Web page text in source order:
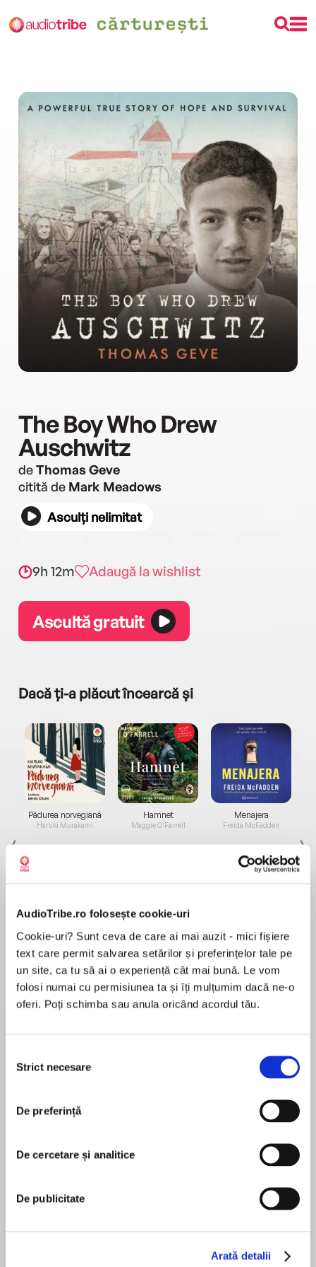
AudioTribe.ro folosește cookie-uri
Cookie-uri? Sunt ceva de care ai mai auzit - mici fișiere
text care permit salvarea setărilor și preferințelor tale pe
un site, ca tu să ai o experiență cât mai bună. Le vom
folosi numai cu permisiunea ta și îți mulțumim dacă ne-o
oferi. Poți schimba sau anula oricând acordul tău.
consimțământului
Strict necesare
De preferință
De cercetare și analitice
De publicitate
Arată detalii
The Boy Who Drew
Auschwitz
deThomas Geve
citită de Mark Meadows
Asculți nelimitat
9h 12m Adaugă la wishlist
Ascultă gratuit
Dacă ți-a plăcut încearcă și
Pădurea norvegiană
Haruki Murakami
de...
Dani Francis
Hamnet
Maggie O'Farrell
la...
Lauren Weisberger
Menajera
Freida McFadden
Sohn Won-pyung
‘We felt an urge to document what we had
simply would not believe the extent of the
Thomas Geve was just 15 years old when he
În acest moment nu există recenzii
Thomas Geve